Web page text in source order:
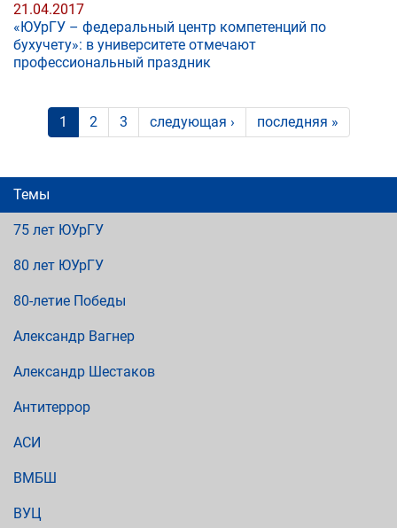
21.04.2017
«ЮУрГУ – федеральный центр компетенций по
бухучету»: в университете отмечают
профессиональный праздник
1 2 3 следующая › последняя »
Темы
75 лет ЮУрГУ
80 лет ЮУрГУ
80-летие Победы
Александр Вагнер
Александр Шестаков
Антитеррор
АСИ
ВМБШ
ВУЦ